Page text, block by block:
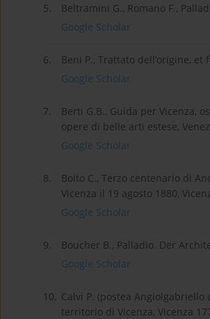
5.
Beltramini G., Romano F.,
Google Scholar
6.
Beni P., Trattato dell’origine,
Google Scholar
7.
Berti G.B., Guida per Vicenza,
opere di belle arti estese,
Google Scholar
8.
Boito C., Terzo centenario di
Vicenza il 19 agosto 1880,
Google Scholar
9.
Boucher B., Palladio. Der
Google Scholar
10.
Calvi P. (postea
territorio di Vicenza, Vicenza